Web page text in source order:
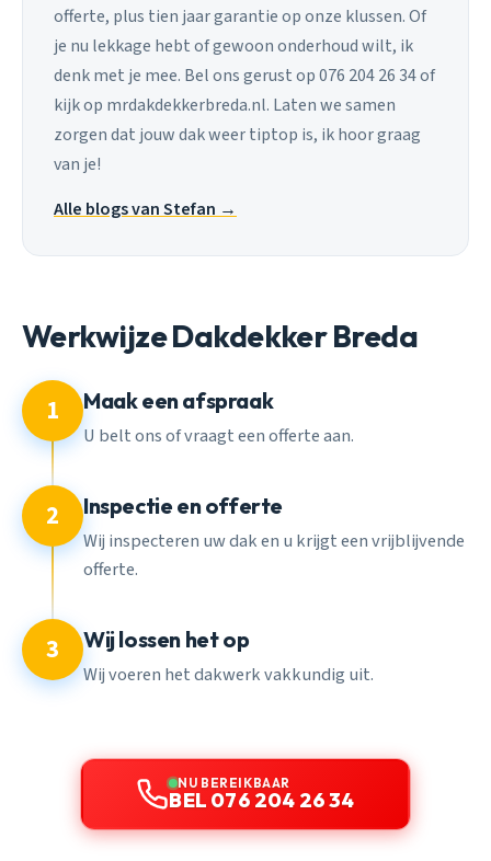
offerte, plus tien jaar garantie op onze klussen. Of
je nu lekkage hebt of gewoon onderhoud wilt, ik
denk met je mee. Bel ons gerust op 076 204 26 34 of
kijk op mrdakdekkerbreda.nl. Laten we samen
zorgen dat jouw dak weer tiptop is, ik hoor graag
van je!
Alle blogs van Stefan →
Werkwijze Dakdekker Breda
1 Maak een afspraak
U belt ons of vraagt een offerte aan.
2 Inspectie en offerte
Wij inspecteren uw dak en u krijgt een vrijblijvende
offerte.
3 Wij lossen het op
Wij voeren het dakwerk vakkundig uit.
NU BEREIKBAAR
BEL 076 204 26 34